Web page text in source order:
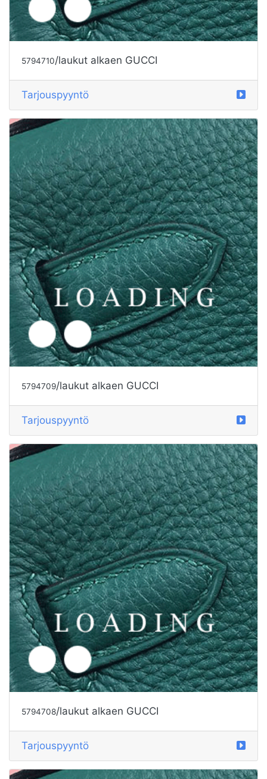
5794710/laukut alkaen GUCCI
Tarjouspyyntö
5794709/laukut alkaen GUCCI
5794708 /laukut alkaen GUCCI
Tarjouspyyntö